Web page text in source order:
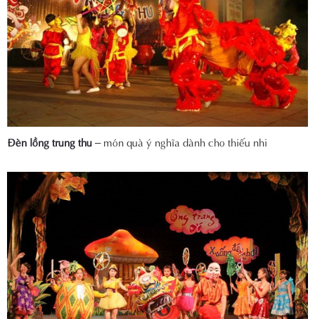
Đèn lồng trung thu– món quà ý nghĩa dành cho thiếu nhi